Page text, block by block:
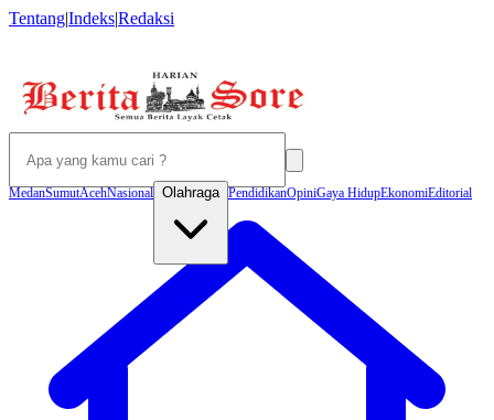
Tentang|Indeks|Redaksi
MedanSumutAcehNasional Olahraga PendidikanOpiniGaya HidupEkonomiEditorial